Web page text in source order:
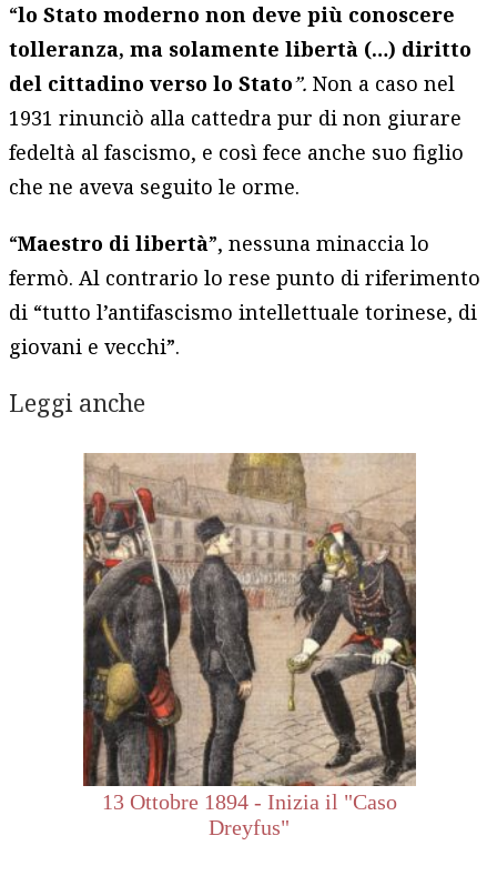
“lo Stato moderno non deve più conoscere
tolleranza, ma solamente libertà (…) diritto
del cittadino verso lo Stato”. Non a caso nel
1931 rinunciò alla cattedra pur di non giurare
fedeltà al fascismo, e così fece anche suo figlio
che ne aveva seguito le orme.
“Maestro di libertà”, nessuna minaccia lo
fermò. Al contrario lo rese punto di riferimento
di “tutto l’antifascismo intellettuale torinese, di
giovani e vecchi”.
Leggi anche
13 Ottobre 1894 - Inizia il "Caso
Dreyfus"